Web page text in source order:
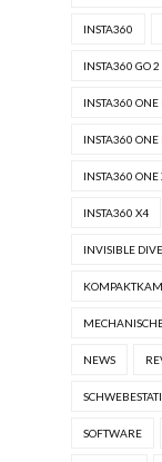
INSTA360
INSTA360 GO 2
INSTA360 ONE
INSTA360
INSTA360 ONE
INSTA360 X4
INVISIBLE
NEWS
SOFTWARE